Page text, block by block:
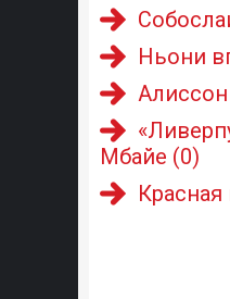
Ньони
Алиссон
Мбайе (0)